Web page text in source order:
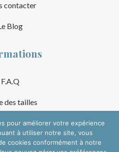
contacter
Blog
F.A.Q
des tailles
Légales
de Vente
pour améliorer votre expérience
à utiliser notre site, vous
cookies conformément à notre